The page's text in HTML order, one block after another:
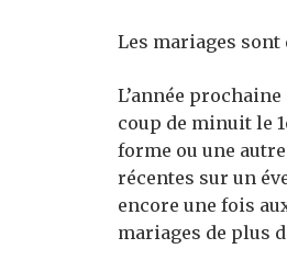
Les mariages sont
L’année
coup de minuit le
forme ou une
récentes sur un
encore une fois
mariages de plus